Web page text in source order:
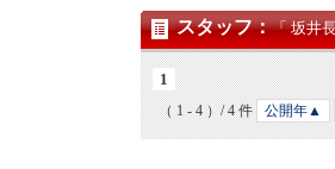
スタッフ：「 坂井
1
（ 1 - 4 ）/ 4 件 公開年▲